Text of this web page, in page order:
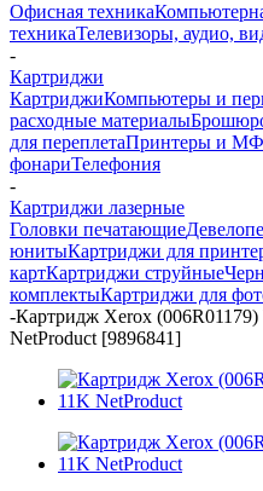
Офисная техника
техникаТелевизоры, аудио,
-
Картриджи
КартриджиКомпьютеры и
расходные материалы
для переплетаПринтеры и
фонариТелефония
-
Картриджи лазерные
Головки печатающие
юнитыКартриджи для
картКартриджи струйные
комплектыКартриджи для
-Картридж Xerox
NetProduct [9896841]